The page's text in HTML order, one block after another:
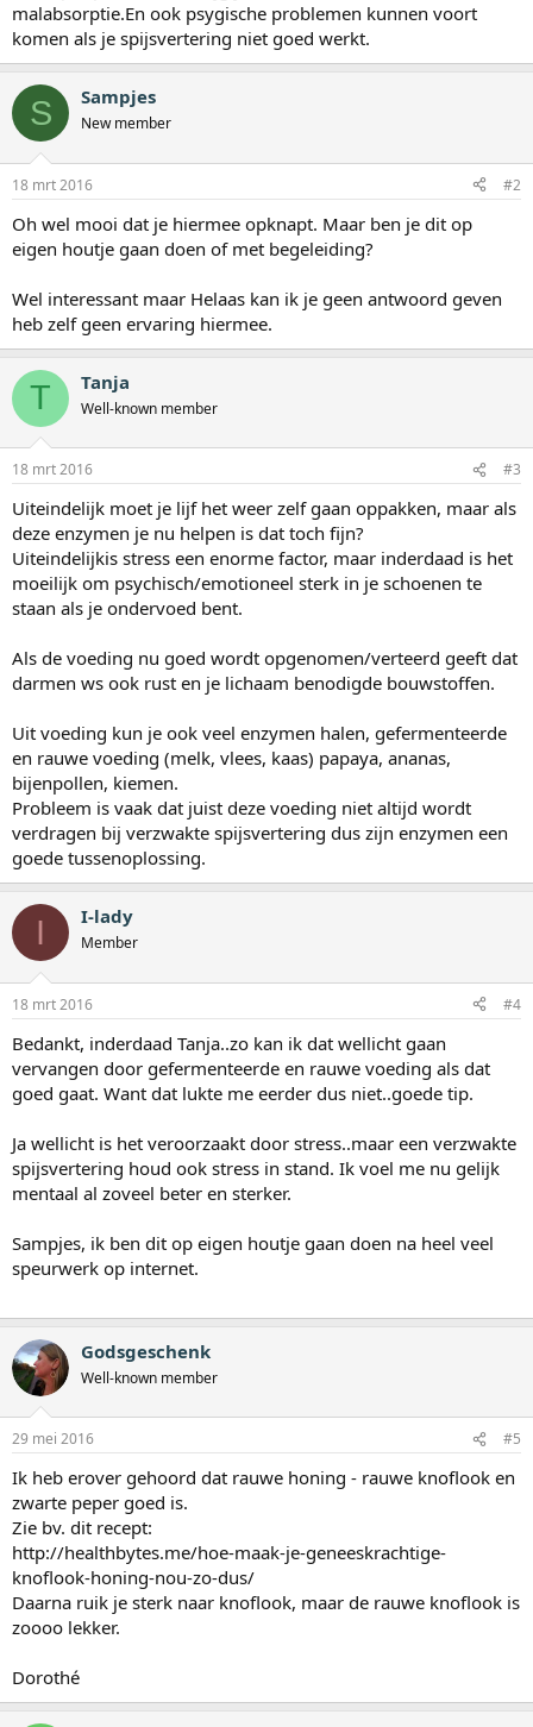
malabsorptie.En ook psygische problemen kunnen voort
komen als je spijsvertering niet goed werkt.
S Sampjes
New member
18 mrt 2016 #2
Oh wel mooi dat je hiermee opknapt. Maar ben je dit op
eigen houtje gaan doen of met begeleiding?
Wel interessant maar Helaas kan ik je geen antwoord geven
heb zelf geen ervaring hiermee.
T Tanja
Well-known member
18 mrt 2016 #3
Uiteindelijk moet je lijf het weer zelf gaan oppakken, maar als
deze enzymen je nu helpen is dat toch fijn?
Uiteindelijkis stress een enorme factor, maar inderdaad is het
moeilijk om psychisch/emotioneel sterk in je schoenen te
staan als je ondervoed bent.
Als de voeding nu goed wordt opgenomen/verteerd geeft dat
darmen ws ook rust en je lichaam benodigde bouwstoffen.
Uit voeding kun je ook veel enzymen halen, gefermenteerde
en rauwe voeding (melk, vlees, kaas) papaya, ananas,
bijenpollen, kiemen.
Probleem is vaak dat juist deze voeding niet altijd wordt
verdragen bij verzwakte spijsvertering dus zijn enzymen een
goede tussenoplossing.
I I-lady
Member
18 mrt 2016 #4
Bedankt, inderdaad Tanja..zo kan ik dat wellicht gaan
vervangen door gefermenteerde en rauwe voeding als dat
goed gaat. Want dat lukte me eerder dus niet..goede tip.
Ja wellicht is het veroorzaakt door stress..maar een verzwakte
spijsvertering houd ook stress in stand. Ik voel me nu gelijk
mentaal al zoveel beter en sterker.
Sampjes, ik ben dit op eigen houtje gaan doen na heel veel
speurwerk op internet.
Godsgeschenk
Well-known member
29 mei 2016 #5
Ik heb erover gehoord dat rauwe honing - rauwe knoflook en
zwarte peper goed is.
Zie bv. dit recept:
http://healthbytes.me/hoe-maak-je-geneeskrachtige-
knoflook-honing-nou-zo-dus/
Daarna ruik je sterk naar knoflook, maar de rauwe knoflook is
zoooo lekker.
Dorothé